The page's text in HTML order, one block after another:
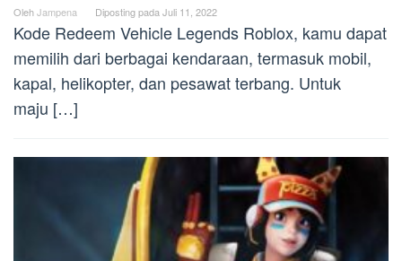
OlehJampena Diposting pada Juli 11, 2022
Kode Redeem Vehicle Legends Roblox, kamu dapat
memilih dari berbagai kendaraan, termasuk mobil,
kapal, helikopter, dan pesawat terbang. Untuk
maju […]